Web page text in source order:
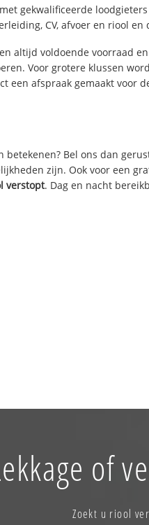
gekwalificeerde
CV, afvoer en riool en
altijd voldoende voorraad
Voor grotere klussen
een afspraak gemaakt voor
betekenen? Bel ons dan
zijn. Ook voor een
verstopt. Dag en nacht
of
Zoekt u riool